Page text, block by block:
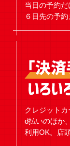
当日の予約だ
６日先の予約
クレジットカ
d払いのほか
利用OK。店